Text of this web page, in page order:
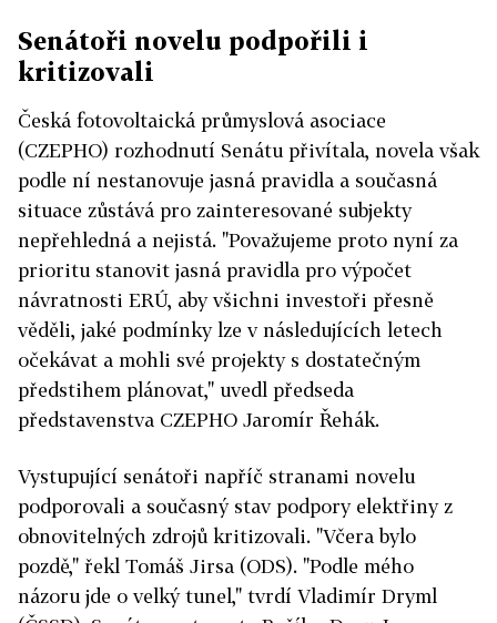
Senátoři novelu podpořili i
kritizovali
Česká fotovoltaická průmyslová asociace
(CZEPHO) rozhodnutí Senátu přivítala, novela však
podle ní nestanovuje jasná pravidla a současná
situace zůstává pro zainteresované subjekty
nepřehledná a nejistá. "Považujeme proto nyní za
prioritu stanovit jasná pravidla pro výpočet
návratnosti ERÚ, aby všichni investoři přesně
věděli, jaké podmínky lze v následujících letech
očekávat a mohli své projekty s dostatečným
předstihem plánovat," uvedl předseda
představenstva CZEPHO Jaromír Řehák.
Vystupující senátoři napříč stranami novelu
podporovali a současný stav podpory elektřiny z
obnovitelných zdrojů kritizovali. "Včera bylo
pozdě," řekl Tomáš Jirsa (ODS). "Podle mého
názoru jde o velký tunel," tvrdí Vladimír Dryml